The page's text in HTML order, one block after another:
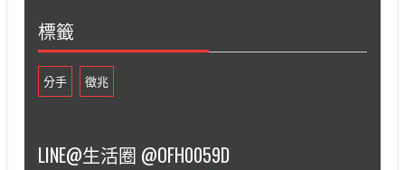
標籤
分手 徵兆
LINE@生活圈 @OFH0059D